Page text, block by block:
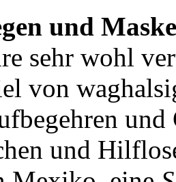
und
sehr wohl
von
und
und